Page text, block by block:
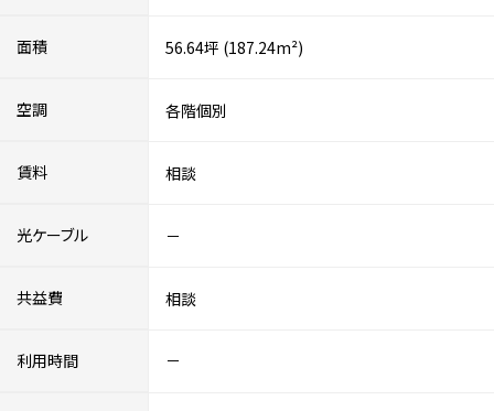
面積 56.64坪 (187.24m²)
空調 各階個別
賃料 相談
光ケーブル －
共益費 相談
利用時間 －